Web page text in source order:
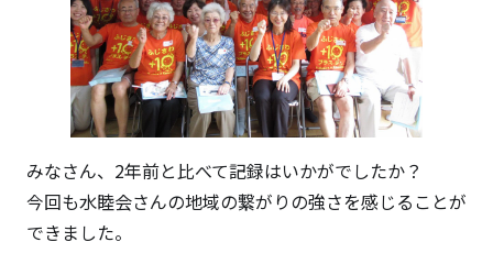
みなさん、2年前と比べて記録はいかがでしたか？
今回も水睦会さんの地域の繋がりの強さを感じることが
できました。